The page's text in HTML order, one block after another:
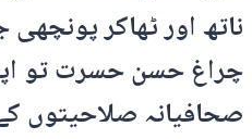
ناتھ اور ٹھاکر
چراغ حسن حسرت تو
صحافیانہ صلاحیتوں